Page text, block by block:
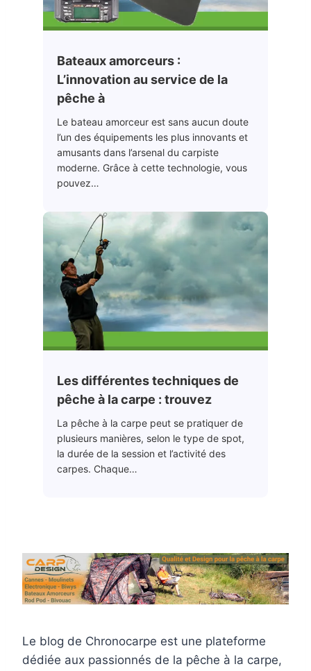
Bateaux amorceurs :
L’innovation au service de la
pêche à
Le bateau amorceur est sans aucun doute
l’un des équipements les plus innovants et
amusants dans l’arsenal du carpiste
moderne. Grâce à cette technologie, vous
pouvez…
Les différentes techniques de
pêche à la carpe : trouvez
La pêche à la carpe peut se pratiquer de
plusieurs manières, selon le type de spot,
la durée de la session et l’activité des
carpes. Chaque…
Le blog de Chronocarpe est une plateforme
dédiée aux passionnés de la pêche à la carpe,